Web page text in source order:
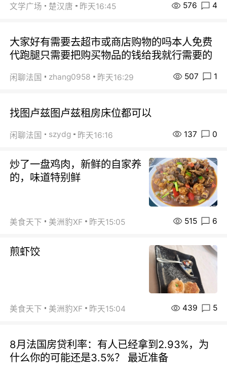
文学广场 楚汉唐 昨天16:45 576 4
大家好有需要去超市或商店购物的吗本人免费
代跑腿只需要把购买物品的钱给我就行需要的
闲聊法国 zhang0958 昨天16:29 507 1
找图卢兹图卢兹租房床位都可以
闲聊法国 szydg 昨天16:16 137 0
炒了一盘鸡肉，新鲜的自家养
的，味道特别鲜
美食天下 美洲豹XF 昨天15:05 515 6
煎虾饺
美食天下 美洲豹XF 昨天15:04 439 5
8月法国房贷利率：有人已经拿到2.93%，为
什么你的可能还是3.5%？ 最近准备